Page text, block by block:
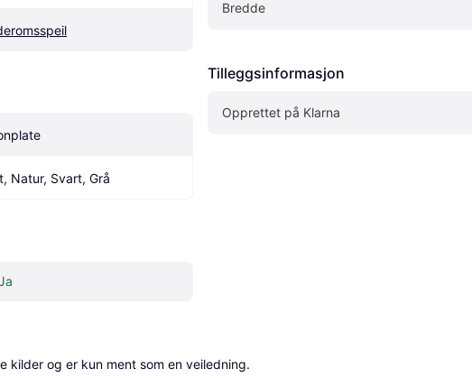
Natur, Svart, Grå
Bredde
Tilleggsinformasjon
Opprettet på Klarna
kilder og er kun ment som en veiledning.